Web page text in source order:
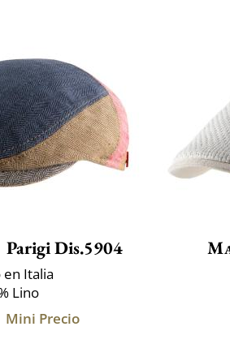
Parigi Dis.5904
en Italia
Lino
Mini Precio